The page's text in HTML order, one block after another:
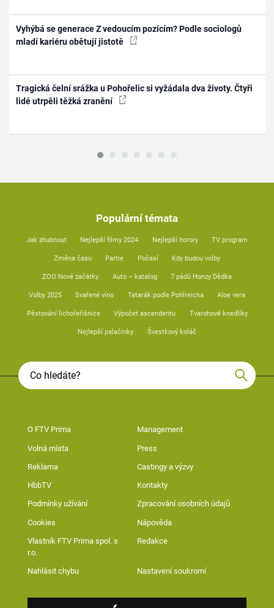
Vyhýbá se generace Z vedoucím pozicím? Podle sociologů
mladí kariéru obětují jistotě
Tragická čelní srážka u Pohořelic si vyžádala dva životy. Čtyři
lidé utrpěli těžká zranění
Populární témata
Jak zhubnout Nejlepší filmy 2024 Nejlepší horory TV program
Změna času Partie Počasí Kdy budou volby
ZOO Nové začátky Auto – katalog 7 pádů Honzy Dědka
Volby 2025 Svařené víno Tatarák podle Pohlreicha Aloe vera
Pěstování lichořeřišnice Výpočet ascendentu Tvarohové knedlíky
Nejlepší palačinky Švestkový koláč
O FTV Prima Management
Volná místa Press
Reklama Castingy a výzvy
HbbTV Kontakty
Podmínky užívání Zpracování osobních údajů
Cookies Nápověda
Vlastník FTV Prima spol. s
r.o.
Redakce
Nahlásit chybu Nastavení soukromí